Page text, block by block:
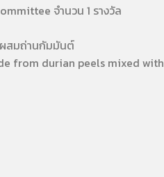
จำนวน 1 รางวัล
ผสมถ่านกัมมันต์
from durian peels mixed